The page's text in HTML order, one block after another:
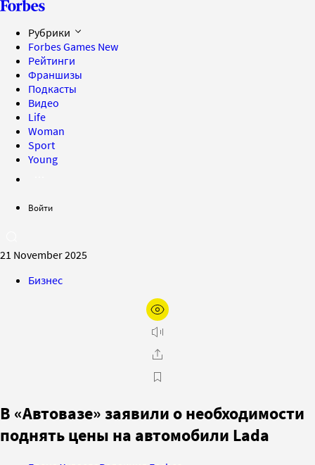
Рубрики
Forbes Games New
Рейтинги
Франшизы
Подкасты
Видео
Life
Woman
Sport
Young
Войти
21 November 2025
Бизнес
В «Автовазе» заявили о необходимости
поднять цены на автомобили Lada